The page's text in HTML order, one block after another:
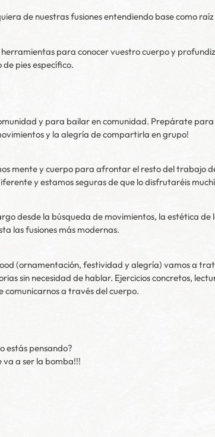
de nuestras fusiones entendiendo base como
para conocer vuestro cuerpo y
pies específico.
y para bailar en comunidad. Prepárate
y la alegría de compartirla en grupo!
mente y cuerpo para afrontar el resto del trabajo
y estamos seguras de que lo disfrutaréis
desde la búsqueda de movimientos, la estética de
las fusiones más modernas.
(ornamentación, festividad y alegría) vamos a
sin necesidad de hablar. Ejercicios concretos,
a través del cuerpo.
estás pensando?
va a ser la bomba!!!